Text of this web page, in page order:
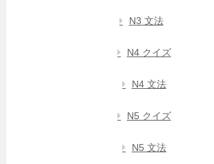
N3 文法
N4 クイズ
N4 文法
N5 クイズ
N5 文法